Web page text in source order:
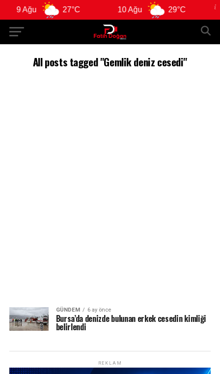
9 Ağu 27°C 10 Ağu 29°C
All posts tagged "Gemlik deniz cesedi"
GÜNDEM 6 ay önce
Bursa’da denizde bulunan erkek cesedin kimliği
belirlendi
REKLAM